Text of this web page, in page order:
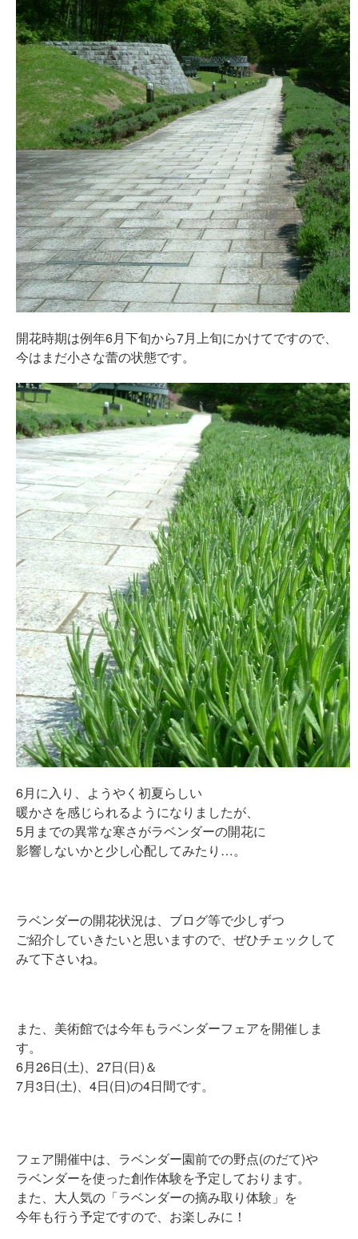
開花時期は例年6月下旬から7月上旬にかけてですので、
今はまだ小さな蕾の状態です。
6月に入り、ようやく初夏らしい
暖かさを感じられるようになりましたが、
5月までの異常な寒さがラベンダーの開花に
影響しないかと少し心配してみたり…。
ラベンダーの開花状況は、ブログ等で少しずつ
ご紹介していきたいと思いますので、ぜひチェックして
みて下さいね。
また、美術館では今年もラベンダーフェアを開催しま
す。
6月26日(土)、27日(日)＆
7月3日(土)、4日(日)の4日間です。
フェア開催中は、ラベンダー園前での野点(のだて)や
ラベンダーを使った創作体験を予定しております。
また、大人気の「ラベンダーの摘み取り体験」を
今年も行う予定ですので、お楽しみに！